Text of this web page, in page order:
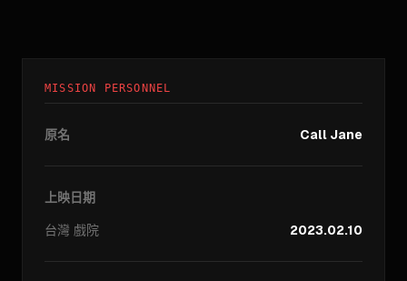
MISSION PERSONNEL
原名 Call Jane
上映日期
台灣 戲院 2023.02.10